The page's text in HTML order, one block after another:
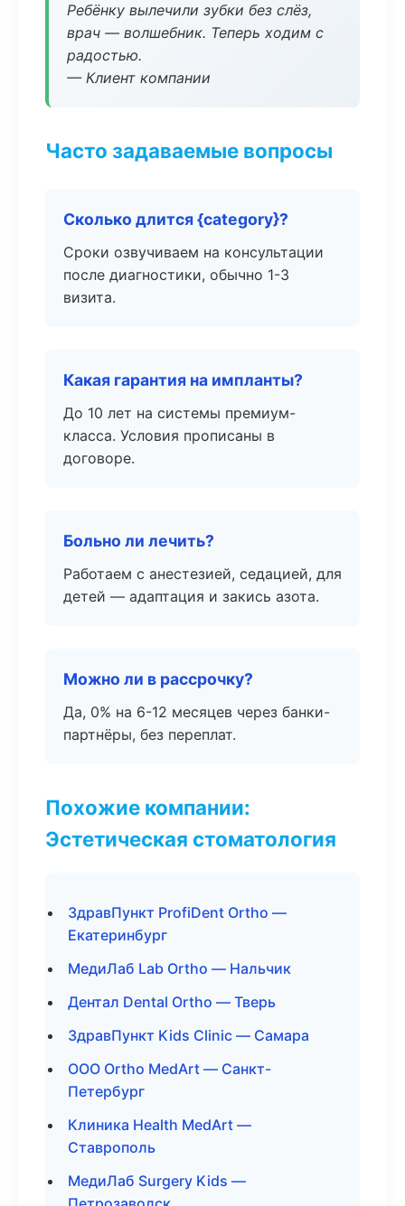
Ребёнку вылечили зубки без слёз,
врач — волшебник. Теперь ходим с
радостью.
— Клиент компании
Часто задаваемые вопросы
Сколько длится {category}?
Сроки озвучиваем на консультации
после диагностики, обычно 1-3
визита.
Какая гарантия на импланты?
До 10 лет на системы премиум-
класса. Условия прописаны в
договоре.
Больно ли лечить?
Работаем с анестезией, седацией, для
детей — адаптация и закись азота.
Можно ли в рассрочку?
Да, 0% на 6-12 месяцев через банки-
партнёры, без переплат.
Похожие компании:
Эстетическая стоматология
ЗдравПункт ProfiDent Ortho —
Екатеринбург
МедиЛаб Lab Ortho — Нальчик
Дентал Dental Ortho — Тверь
ЗдравПункт Kids Clinic — Самара
ООО Ortho MedArt — Санкт-
Петербург
Клиника Health MedArt —
Ставрополь
МедиЛаб Surgery Kids —